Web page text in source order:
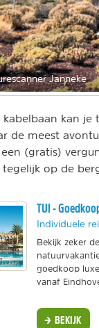
Janneke
kabelbaan kan
de meest
(gratis)
tegelijk op de
TUI -
Individuele
Bekijk zeker
goedkoop
vanaf
BEKIJK